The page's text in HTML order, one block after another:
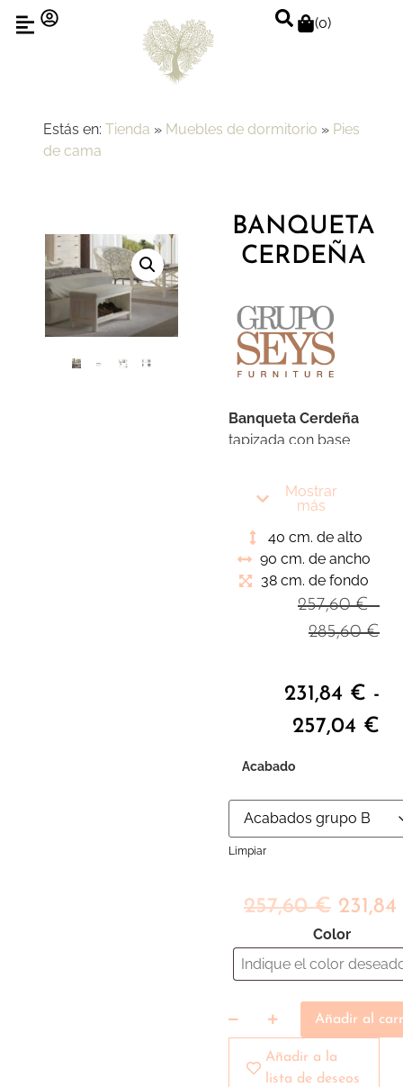
(0)
Estás en: Tienda » Muebles de dormitorio » Pies
de cama
BANQUETA
CERDEÑA
Banqueta Cerdeña
tapizada con base
calzado. Pieza
indispensable para
nuestro dormitorio
como pie de cama o
nuestro recibidor
acompañado de un
perchero o espejo
Mostrar
más
40 cm. de alto
90 cm. de ancho
38 cm. de fondo
257,60€ -
285,60€
231,84 € -
257,04 €
Acabado
Limpiar
257,60€ 231,84
Color
Añadir al
Añadir a la
lista de deseos